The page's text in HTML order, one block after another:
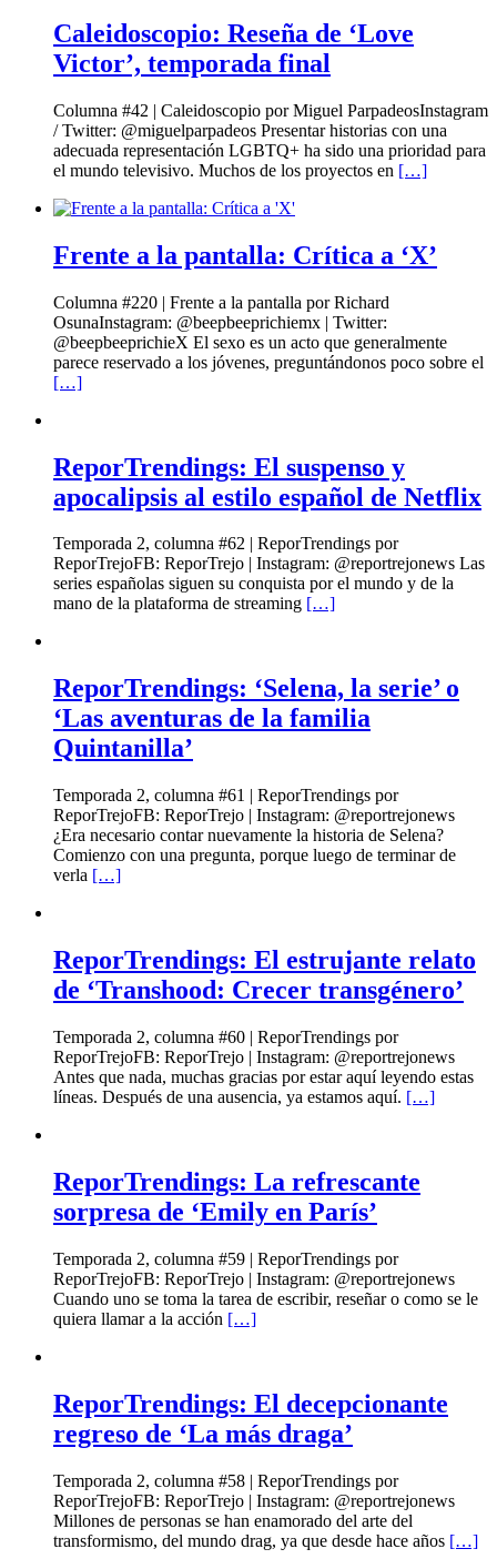
Caleidoscopio: Reseña de ‘Love
Victor’, temporada final
Columna #42 | Caleidoscopio por Miguel ParpadeosInstagram
/ Twitter: @miguelparpadeos Presentar historias con una
adecuada representación LGBTQ+ ha sido una prioridad para
el mundo televisivo. Muchos de los proyectos en […]
Frente a la pantalla: Crítica a ‘X’
Columna #220 | Frente a la pantalla por Richard
OsunaInstagram: @beepbeeprichiemx | Twitter:
@beepbeeprichieX El sexo es un acto que generalmente
parece reservado a los jóvenes, preguntándonos poco sobre el
[…]
ReporTrendings: El suspenso y
apocalipsis al estilo español de Netflix
Temporada 2, columna #62 | ReporTrendings por
ReporTrejoFB: ReporTrejo | Instagram: @reportrejonews Las
series españolas siguen su conquista por el mundo y de la
mano de la plataforma de streaming […]
ReporTrendings: ‘Selena, la serie’ o
‘Las aventuras de la familia
Quintanilla’
Temporada 2, columna #61 | ReporTrendings por
ReporTrejoFB: ReporTrejo | Instagram: @reportrejonews
¿Era necesario contar nuevamente la historia de Selena?
Comienzo con una pregunta, porque luego de terminar de
verla […]
ReporTrendings: El estrujante relato
de ‘Transhood: Crecer transgénero’
Temporada 2, columna #60 | ReporTrendings por
ReporTrejoFB: ReporTrejo | Instagram: @reportrejonews
Antes que nada, muchas gracias por estar aquí leyendo estas
líneas. Después de una ausencia, ya estamos aquí. […]
ReporTrendings: La refrescante
sorpresa de ‘Emily en París’
Temporada 2, columna #59 | ReporTrendings por
ReporTrejoFB: ReporTrejo | Instagram: @reportrejonews
Cuando uno se toma la tarea de escribir, reseñar o como se le
quiera llamar a la acción […]
ReporTrendings: El decepcionante
regreso de ‘La más draga’
Temporada 2, columna #58 | ReporTrendings por
ReporTrejoFB: ReporTrejo | Instagram: @reportrejonews
Millones de personas se han enamorado del arte del
transformismo, del mundo drag, ya que desde hace años […]